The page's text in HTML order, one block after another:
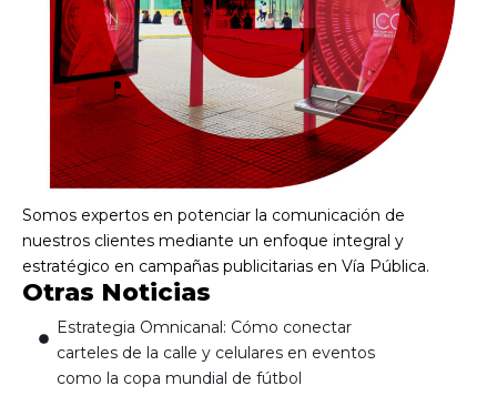
Somos expertos en potenciar la comunicación de
nuestros clientes mediante un enfoque integral y
estratégico en campañas publicitarias en Vía Pública.
Otras Noticias
Estrategia Omnicanal: Cómo conectar
carteles de la calle y celulares en eventos
como la copa mundial de fútbol